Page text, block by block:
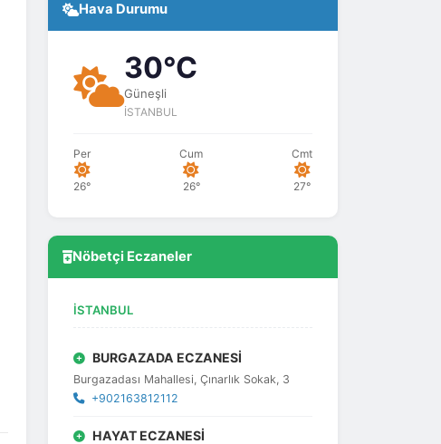
Hava Durumu
30°C
Güneşli
İSTANBUL
Per
26°
Cum
26°
Cmt
27°
Nöbetçi Eczaneler
İSTANBUL
BURGAZADA ECZANESİ
Burgazadası Mahallesi, Çınarlık Sokak, 3
+902163812112
HAYAT ECZANESİ